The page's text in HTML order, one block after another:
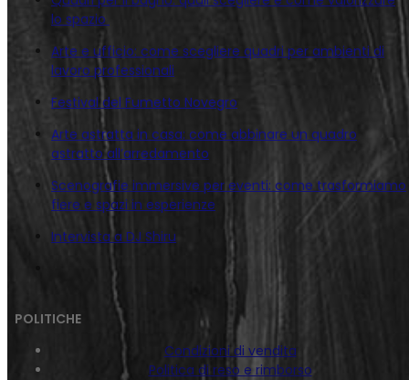
lo spazio
Arte e ufficio: come scegliere quadri per ambienti di
lavoro professionali
Festival del Fumetto Novegro
Arte astratta in casa: come abbinare un quadro
astratto all’arredamento
Scenografie immersive per eventi: come trasformiamo
fiere e spazi in esperienze
Intervista a DJ Shiru
POLITICHE
Condizioni di vendita
Politica di reso e rimborso